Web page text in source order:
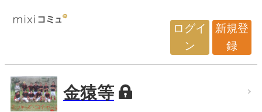
ログイ
ン
新規登
録
金猿等